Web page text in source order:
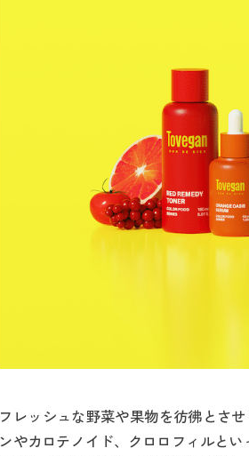
フレッシュな野菜や果物を彷彿とさ
ンやカロテノイド、クロロフィルと